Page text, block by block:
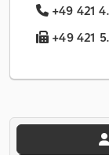
+49 421
+49 421